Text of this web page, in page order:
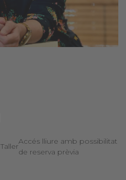
Taller
Accés lliure amb possibilitat
de reserva prèvia